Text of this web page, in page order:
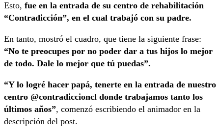
Esto, fue en la entrada de su centro de rehabilitación
“Contradicción”, en el cual trabajó con su padre.
En tanto, mostró el cuadro, que tiene la siguiente frase:
“No te preocupes por no poder dar a tus hijos lo mejor
de todo. Dale lo mejor que tú puedas”.
“Y lo logré hacer papá, tenerte en la entrada de nuestro
centro @contradiccioncl donde trabajamos tanto los
últimos años”, comenzó escribiendo el animador en la
descripción del post.